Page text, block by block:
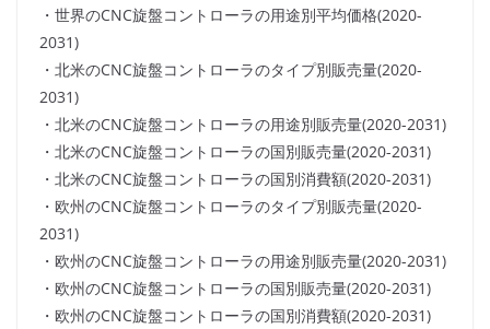
・世界のCNC旋盤コントローラの用途別平均価格(2020-
2031)
・北米のCNC旋盤コントローラのタイプ別販売量(2020-
2031)
・北米のCNC旋盤コントローラの用途別販売量(2020-2031)
・北米のCNC旋盤コントローラの国別販売量(2020-2031)
・北米のCNC旋盤コントローラの国別消費額(2020-2031)
・欧州のCNC旋盤コントローラのタイプ別販売量(2020-
2031)
・欧州のCNC旋盤コントローラの用途別販売量(2020-2031)
・欧州のCNC旋盤コントローラの国別販売量(2020-2031)
・欧州のCNC旋盤コントローラの国別消費額(2020-2031)